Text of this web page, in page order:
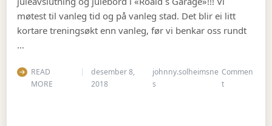
møtest til vanleg tid og på vanleg stad. Det blir ei litt
kortare treningsøkt enn vanleg, før vi benkar oss rundt
…
READ
MORE
desember 8,
2018
johnny.solheimsne
s
Commen
ton Julebordet